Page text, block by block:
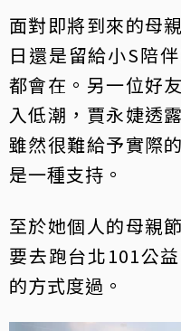
面對即將到來的母
日還是留給小S陪
都會在。另一位好友
入低潮，賈永婕透
雖然很難給予實際
是一種支持。
至於她個人的母親
要去跑台北101公
的方式度過。